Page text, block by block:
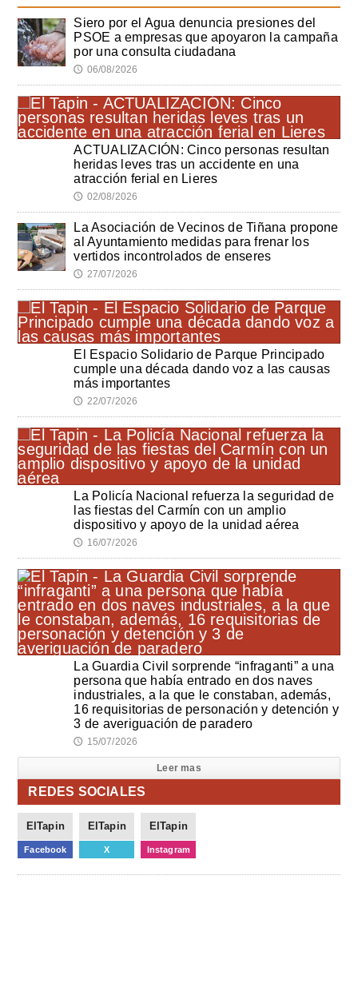
Siero por el Agua denuncia presiones del
PSOE a empresas que apoyaron la campaña
por una consulta ciudadana
🕔 06/08/2026
ACTUALIZACIÓN: Cinco personas resultan
heridas leves tras un accidente en una
atracción ferial en Lieres
🕔 02/08/2026
La Asociación de Vecinos de Tiñana propone
al Ayuntamiento medidas para frenar los
vertidos incontrolados de enseres
🕔 27/07/2026
El Espacio Solidario de Parque Principado
cumple una década dando voz a las causas
más importantes
🕔 22/07/2026
La Policía Nacional refuerza la seguridad de
las fiestas del Carmín con un amplio
dispositivo y apoyo de la unidad aérea
🕔 16/07/2026
La Guardia Civil sorprende “infraganti” a una
persona que había entrado en dos naves
industriales, a la que le constaban, además,
16 requisitorias de personación y detención y
3 de averiguación de paradero
🕔 15/07/2026
Leer mas
REDES SOCIALES
ElTapin
Facebook
ElTapin
X
ElTapin
Instagram